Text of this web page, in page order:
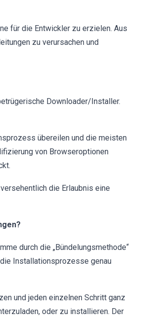
für die Entwickler zu erzielen. Aus
zu verursachen und
Downloader/Installer.
übereilen und die meisten
von Browseroptionen
die Erlaubnis eine
durch die „Bündelungsmethode“
Installationsprozesse genau
und jeden einzelnen Schritt ganz
oder zu installieren. Der